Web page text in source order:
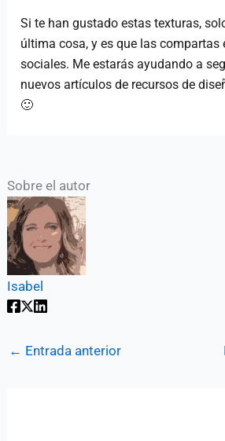
Si te han gustado estas texturas,
última cosa, y es que las compartas
sociales. Me estarás ayudando a
nuevos artículos de recursos de
🙂
Sobre el autor
Isabel
← Entrada anterior